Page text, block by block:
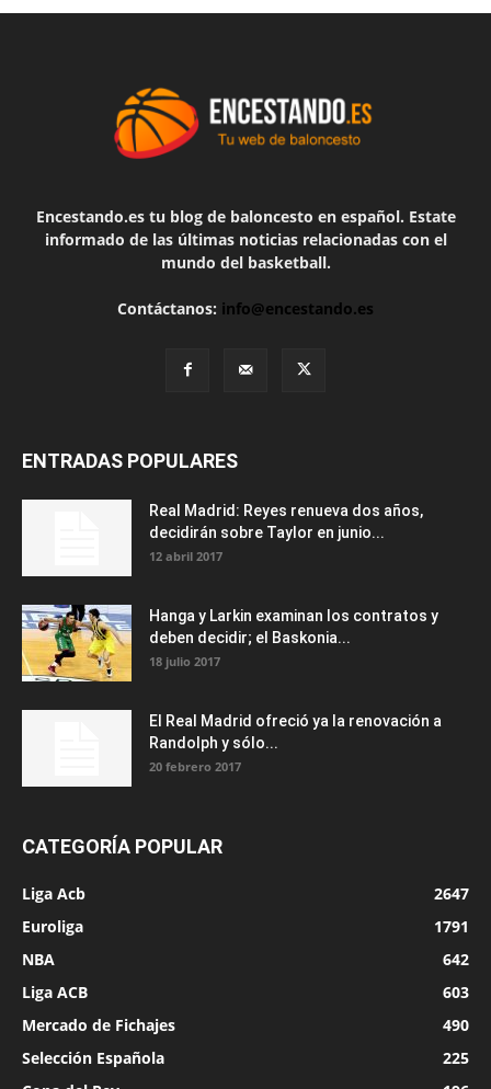
Encestando.es tu blog de baloncesto en español. Estate
informado de las últimas noticias relacionadas con el
mundo del basketball.
Contáctanos: info@encestando.es
ENTRADAS POPULARES
Real Madrid: Reyes renueva dos años,
decidirán sobre Taylor en junio...
12 abril 2017
Hanga y Larkin examinan los contratos y
deben decidir; el Baskonia...
18 julio 2017
El Real Madrid ofreció ya la renovación a
Randolph y sólo...
20 febrero 2017
CATEGORÍA POPULAR
Liga Acb
2647
Euroliga
1791
NBA
642
Liga ACB
603
Mercado de Fichajes
490
Selección Española
225